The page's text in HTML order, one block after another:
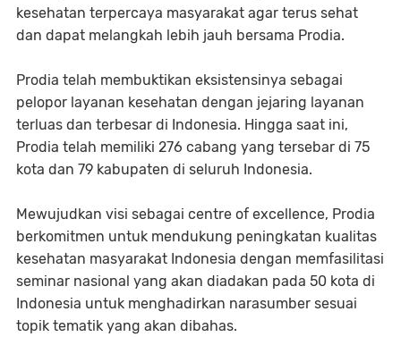
kesehatan terpercaya masyarakat agar terus sehat
dan dapat melangkah lebih jauh bersama Prodia.
Prodia telah membuktikan eksistensinya sebagai
pelopor layanan kesehatan dengan jejaring layanan
terluas dan terbesar di Indonesia. Hingga saat ini,
Prodia telah memiliki 276 cabang yang tersebar di 75
kota dan 79 kabupaten di seluruh Indonesia.
Mewujudkan visi sebagai centre of excellence, Prodia
berkomitmen untuk mendukung peningkatan kualitas
kesehatan masyarakat Indonesia dengan memfasilitasi
seminar nasional yang akan diadakan pada 50 kota di
Indonesia untuk menghadirkan narasumber sesuai
topik tematik yang akan dibahas.